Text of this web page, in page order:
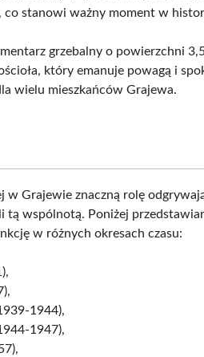
co stanowi ważny moment w
grzebalny o powierzchni
który emanuje powagą i
wielu mieszkańców Grajewa.
w Grajewie znaczną rolę
tą wspólnotą. Poniżej
w różnych okresach czasu:
1944),
1947),